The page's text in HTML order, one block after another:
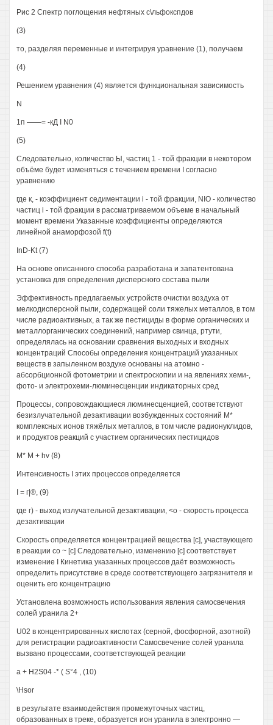
Рис 2 Спектр поглощения нефтяных с\льфокспдов
(3)
то, разделяя переменные и интегрируя уравнение (1), получаем
(4)
Решением уравнения (4) является функциональная зависимость
N
1п ——= -кД I N0
(5)
Следовательно, количество Ы, частиц 1 - той фракции в некотором
объёме будет изменяться с течением времени I согласно
уравнению
где к, - коэффициент седиментации i - той фракции, NIO - количество
частиц i - той фракции в рассматриваемом объеме в начальный
момент времени Указанные коэффициенты определяются
линейной анаморфозой f(t)
InD-Kt (7)
На основе описанного способа разработана и запатентована
установка для определения дисперсного состава пыли
Эффективность предлагаемых устройств очистки воздуха от
мелкодисперсной пыли, содержащей соли тяжелых металлов, в том
числе радиоактивных, а так же пестициды в форме органических и
металлорганических соединений, например свинца, ртути,
определялась на основании сравнения выходных и входных
концентраций Способы определения концентраций указанных
веществ в запыленном воздухе основаны на атомно -
абсорбционной фотометрии и спектроскопии и на явлениях хеми-,
фото- и электрохеми-люминесценции индикаторных сред
Процессы, сопровождающиеся люминесценцией, соответствуют
безизлучательной дезактивации возбужденных состояний М*
комплексных ионов тяжёлых металлов, в том числе радионуклидов,
и продуктов реакций с участием органических пестицидов
М* М + hv (8)
Интенсивность I этих процессов определяется
I = г|®, (9)
где г) - выход излучательной дезактивации, <о - скорость процесса
дезактивации
Скорость определяется концентрацией вещества [с], участвующего
в реакции со ~ [с] Следовательно, изменению [с] соответствует
изменение I Кинетика указанных процессов даёт возможность
определить присутствие в среде соответствующего загрязнителя и
оценить его концентрацию
Установлена возможность использования явления самосвечения
солей уранила 2+
U02 в концентрированных кислотах (серной, фосфорной, азотной)
для регистрации радиоактивности Самосвечение солей уранила
вызвано процессами, соответствующей реакции
а + H2S04 -* ( S°4 , (10)
\Hsor
в результате взаимодействия промежуточных частиц,
образованных в треке, образуется ион уранила в электронно —